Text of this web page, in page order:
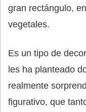
gran rectángulo,
vegetales.
Es un tipo de
les ha planteado
realmente
figurativo, que